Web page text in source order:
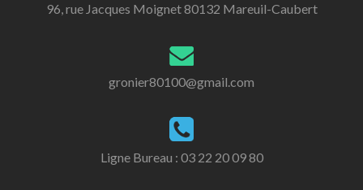
96, rue Jacques Moignet 80132 Mareuil-Caubert
gronier80100@gmail.com
Ligne Bureau : 03 22 20 09 80